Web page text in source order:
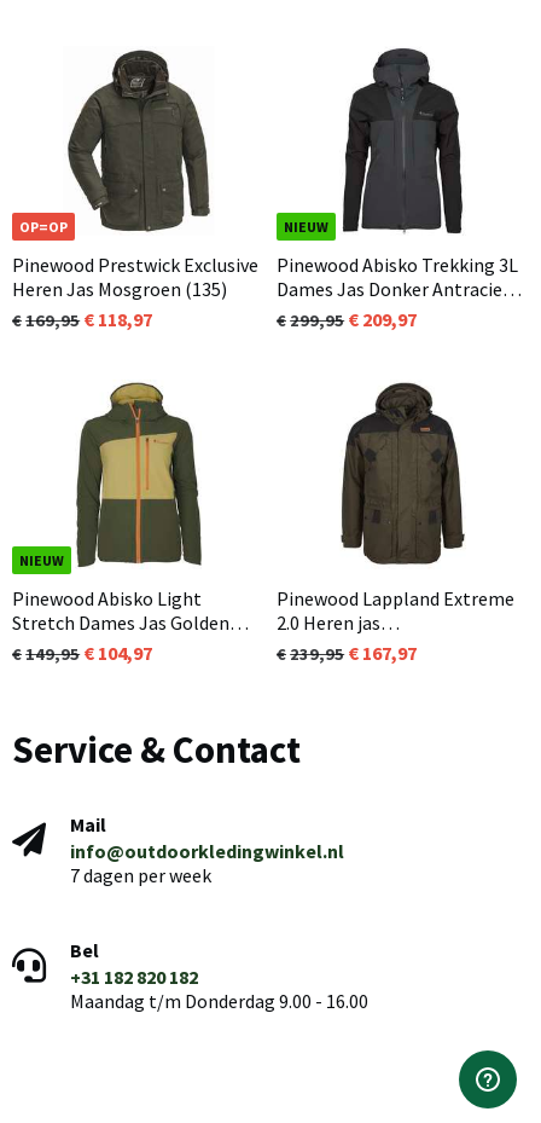
OP=OP
Pinewood Prestwick Exclusive
Heren Jas Mosgroen (135)
169,95 118,97
NIEUW
Pinewood Abisko Trekking 3L
Dames Jas Donker Antraciet /
Zwart (446)
299,95 209,97
NIEUW
Pinewood Abisko Light
Stretch Dames Jas Golden
Hay/Mossgreen (758)
149,95 104,97
Pinewood Lappland Extreme
2.0 Heren jas
Mosgroen/Zwart (153)
239,95 167,97
Service & Contact
Mail
info@outdoorkledingwinkel.nl
7 dagen per week
Bel
+31 182 820 182
Maandag t/m Donderdag 9.00 - 16.00